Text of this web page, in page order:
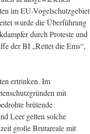
im EU-Vogelschutzgebiet
wurde die Überführung
durch Proteste und
der BI „Rettet die Ems“,
ertrinken. Im
mit
brütende
Leer gelten solche
große Brutareale mit